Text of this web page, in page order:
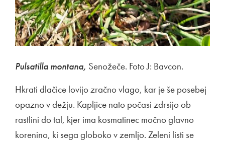
Pulsatilla montana, Senožeče. Foto J: Bavcon.
Hkrati dlačice lovijo zračno vlago, kar je še posebej
opazno v dežju. Kapljice nato počasi zdrsijo ob
rastlini do tal, kjer ima kosmatinec močno glavno
korenino, ki sega globoko v zemljo. Zeleni listi se